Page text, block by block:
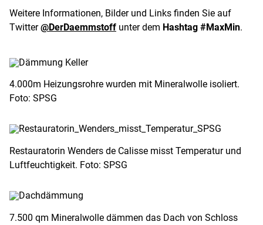
Weitere Informationen, Bilder und Links finden Sie auf
Twitter@DerDaemmstoff unter dem Hashtag #MaxMin.
4.000m Heizungsrohre wurden mit Mineralwolle isoliert.
Foto: SPSG
Restauratorin Wenders de Calisse misst Temperatur und
Luftfeuchtigkeit. Foto: SPSG
7.500 qm Mineralwolle dämmen das Dach von Schloss